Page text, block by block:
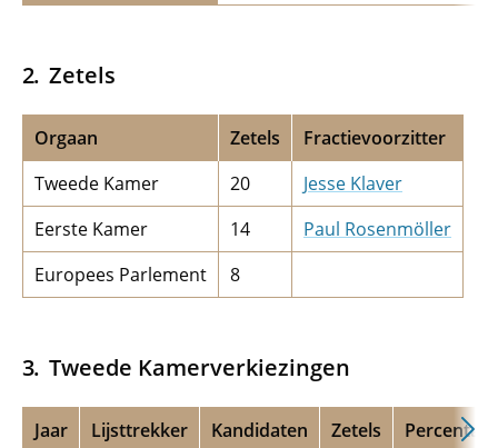
Zetels
Orgaan Zetels
Fractievoorzitter
Tweede Kamer
20
Jesse Klaver
Eerste Kamer
14
Paul Rosenmöller
Europees Parlement
8
Tweede Kamerverkiezingen
Jaar Lijsttrekker Kandidaten Zetels